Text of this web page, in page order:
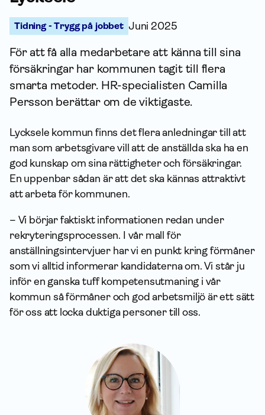
Tidning - Trygg på jobbet Juni 2025
För att få alla medarbetare att känna till sina
försäk­ringar har kommunen tagit till flera
smarta metoder. HR-specialisten Camilla
Persson berättar om de viktigaste.
Lycksele kommun finns det flera anledningar till att
man som arbetsgivare vill att de anställda ska ha en
god kunskap om sina rättigheter och försäk­ringar.
En uppenbar sådan är att det ska kännas attraktivt
att arbeta för kommunen.
– Vi börjar faktiskt infor­mationen redan under
rekryteringsprocessen. I vår mall för
anställningsintervjuer har vi en punkt kring förmåner
som vi alltid informerar kandidaterna om. Vi står ju
inför en ganska tuff kompetensutmaning i vår
kommun så förmåner och god arbetsmiljö är ett sätt
för oss att locka duktiga personer till oss.